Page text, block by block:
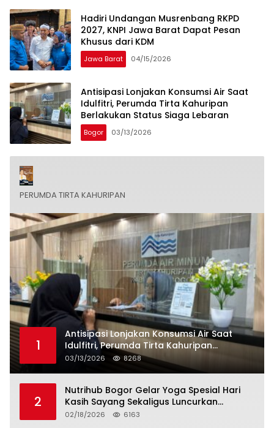
Hadiri Undangan Musrenbang RKPD
2027, KNPI Jawa Barat Dapat Pesan
Khusus dari KDM
Jawa Barat 04/15/2026
Antisipasi Lonjakan Konsumsi Air Saat
Idulfitri, Perumda Tirta Kahuripan
Berlakukan Status Siaga Lebaran
Bogor 03/13/2026
PERUMDA TIRTA KAHURIPAN
1
Antisipasi Lonjakan Konsumsi Air Saat
Idulfitri, Perumda Tirta Kahuripan
Berlakukan Status Siaga Lebaran
03/13/2026 8268
2
Nutrihub Bogor Gelar Yoga Spesial Hari
Kasih Sayang Sekaligus Luncurkan
Tropicana Slim Beras Porang Golden Ube
02/18/2026 6163